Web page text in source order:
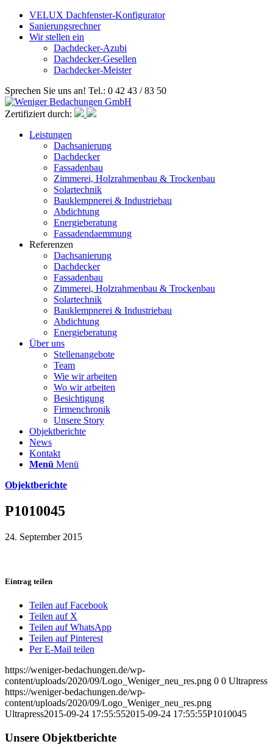
VELUX Dachfenster-Konfigurator
Sanierungsrechner
Wir stellen ein
Dachdecker-Azubi
Dachdecker-Gesellen
Dachdecker-Meister
Sprechen Sie uns an! Tel.: 0 42 43 / 83 50
Zertifiziert durch:
Leistungen
Dachsanierung
Dachdecker
Fassadenbau
Zimmerei, Holzrahmenbau & Trockenbau
Solartechnik
Bauklempnerei & Industriebau
Abdichtung
Energieberatung
Fassadendaemmung
Referenzen
Dachsanierung
Dachdecker
Fassadenbau
Zimmerei, Holzrahmenbau & Trockenbau
Solartechnik
Bauklempnerei & Industriebau
Abdichtung
Energieberatung
Über uns
Stellenangebote
Team
Wie wir arbeiten
Wo wir arbeiten
Besichtigung
Firmenchronik
Unsere Story
Objektberichte
News
Kontakt
Menü Menü
Objektberichte
P1010045
24. September 2015
Eintrag teilen
Teilen auf Facebook
Teilen auf X
Teilen auf WhatsApp
Teilen auf Pinterest
Per E-Mail teilen
https://weniger-bedachungen.de/wp-
content/uploads/2020/09/Logo_Weniger_neu_res.png 0 0 Ultrapress
https://weniger-bedachungen.de/wp-
content/uploads/2020/09/Logo_Weniger_neu_res.png
Ultrapress2015-09-24 17:55:552015-09-24 17:55:55P1010045
Unsere Objektberichte